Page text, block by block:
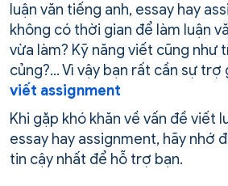
luận văn tiếng anh, essay hay
không có thời gian để làm luận
vừa làm? Kỹ năng viết cũng như
củng?… Vì vậy bạn rất cần sự trợ
viết assignment
Khi gặp khó khăn về vấn đề viết
essay hay assignment, hãy nhớ
tin cậy nhất để hỗ trợ bạn.